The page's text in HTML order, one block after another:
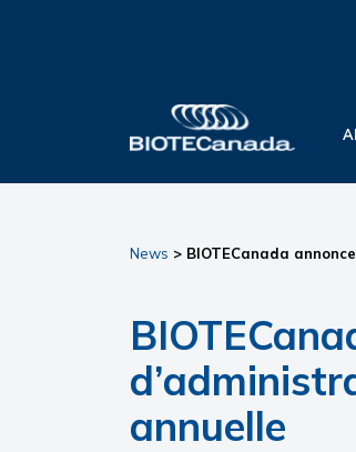
News > BIOTECanada
annuelle